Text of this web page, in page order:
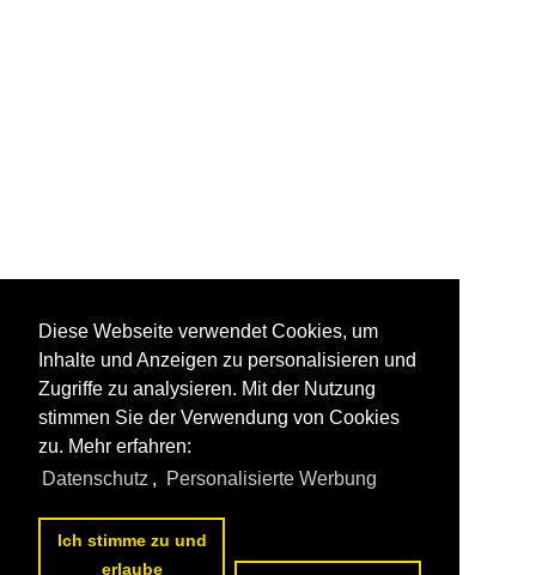
Diese Webseite verwendet Cookies, um
Inhalte und Anzeigen zu personalisieren und
Zugriffe zu analysieren. Mit der Nutzung
stimmen Sie der Verwendung von Cookies
zu. Mehr erfahren:
Datenschutz , Personalisierte Werbung
Ich stimme zu und
erlaube